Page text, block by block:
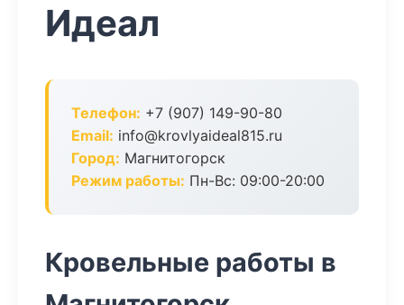
Идеал
Телефон: +7 (907) 149-90-80
Email: info@krovlyaideal815.ru
Город: Магнитогорск
Режим работы: Пн-Вс: 09:00-20:00
Кровельные работы в